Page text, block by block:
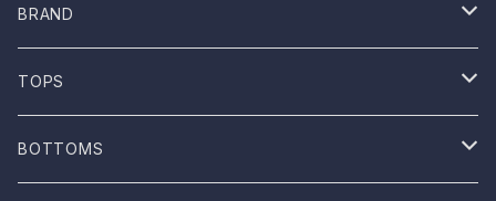
BRAND
ONE WASH
Mau
TOPS
T-shirt
BOTTOMS